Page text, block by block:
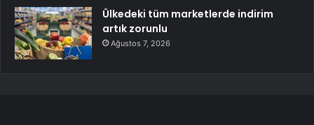
Ülkedeki tüm marketlerde indirim
artık zorunlu
Ağustos 7, 2026